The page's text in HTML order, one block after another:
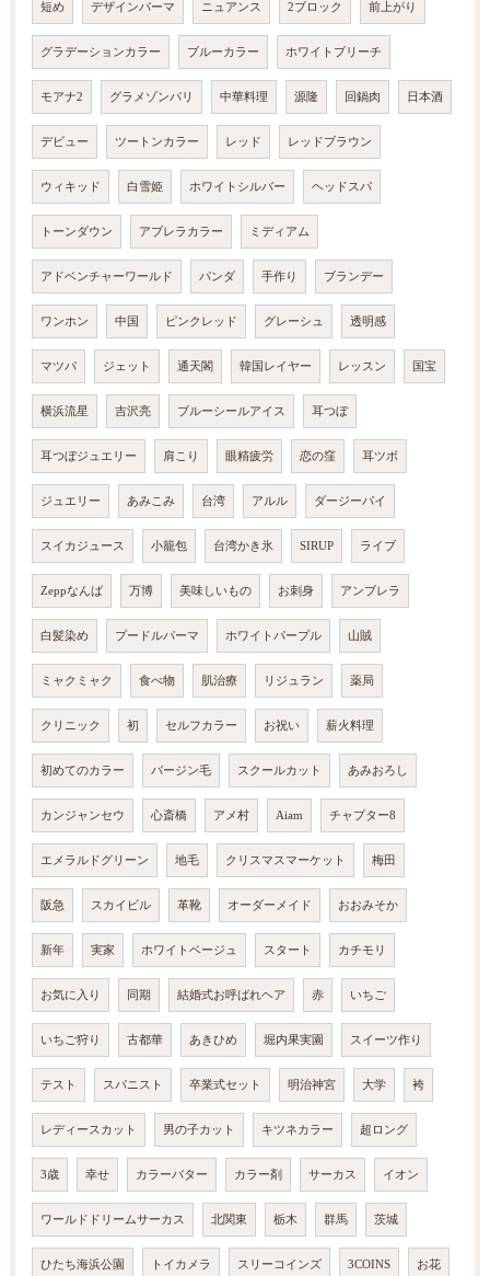
短め デザインパーマ ニュアンス 2ブロック 前上がり
グラデーションカラー ブルーカラー ホワイトブリーチ
モアナ2 グラメゾンパリ 中華料理 源隆 回鍋肉 日本酒
デビュー ツートンカラー レッド レッドブラウン
ウィキッド 白雪姫 ホワイトシルバー ヘッドスパ
トーンダウン アブレラカラー ミディアム
アドベンチャーワールド パンダ 手作り ブランデー
ワンホン 中国 ピンクレッド グレーシュ 透明感
マツパ ジェット 通天閣 韓国レイヤー レッスン 国宝
横浜流星 吉沢亮 ブルーシールアイス 耳つぼ
耳つぼジュエリー 肩こり 眼精疲労 恋の窪 耳ツボ
ジュエリー あみこみ 台湾 アルル ダージーパイ
スイカジュース 小籠包 台湾かき氷 SIRUP ライブ
Zeppなんば 万博 美味しいもの お刺身 アンブレラ
白髪染め プードルパーマ ホワイトパープル 山賊
ミャクミャク 食べ物 肌治療 リジュラン 薬局
クリニック 初 セルフカラー お祝い 薪火料理
初めてのカラー バージン毛 スクールカット あみおろし
カンジャンセウ 心斎橋 アメ村 Aiam チャプター8
エメラルドグリーン 地毛 クリスマスマーケット 梅田
阪急 スカイビル 革靴 オーダーメイド おおみそか
新年 実家 ホワイトベージュ スタート カチモリ
お気に入り 同期 結婚式お呼ばれヘア 赤 いちご
いちご狩り 古都華 あきひめ 堀内果実園 スイーツ作り
テスト スパニスト 卒業式セット 明治神宮 大学 袴
レディースカット 男の子カット キツネカラー 超ロング
3歳 幸せ カラーバター カラー剤 サーカス イオン
ワールドドリームサーカス 北関東 栃木 群馬 茨城
ひたち海浜公園 トイカメラ スリーコインズ 3COINS お花